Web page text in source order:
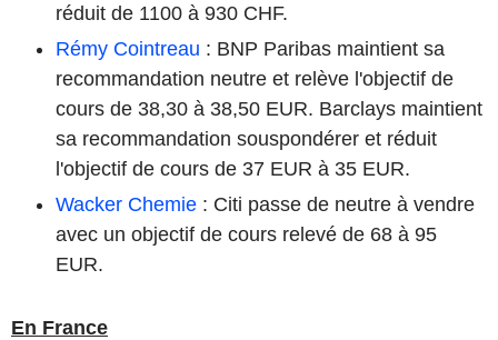
réduit de 1100 à 930 CHF.
Rémy Cointreau : BNP Paribas maintient sa
recommandation neutre et relève l'objectif de
cours de 38,30 à 38,50 EUR. Barclays maintient
sa recommandation souspondérer et réduit
l'objectif de cours de 37 EUR à 35 EUR.
Wacker Chemie : Citi passe de neutre à vendre
avec un objectif de cours relevé de 68 à 95
EUR.
En France